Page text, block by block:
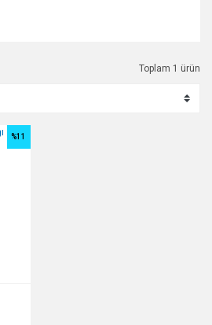
Toplam 1 ürün
%11